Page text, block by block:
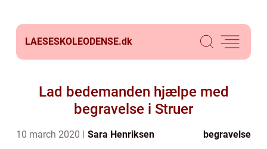
LAESESKOLEODENSE.dk
Lad bedemanden hjælpe med
begravelse i Struer
10 march 2020 Sara Henriksen begravelse